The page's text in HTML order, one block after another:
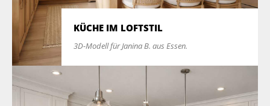
KÜCHE IM LOFTSTIL
3D-Modell für Janina B. aus Essen.